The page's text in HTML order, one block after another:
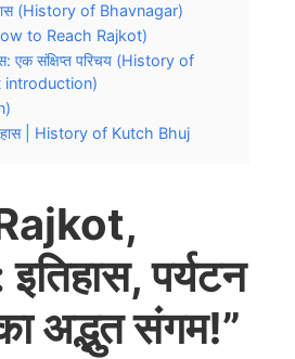
(History of Bhavnagar)
to Reach Rajkot)
एक संक्षिप्त परिचय (History of
introduction)
| History of Kutch Bhuj
पर्यटन
अद्भुत संगम!”